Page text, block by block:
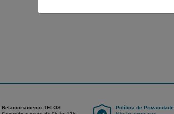
Relacionamento TELOS
Política de Privacidade